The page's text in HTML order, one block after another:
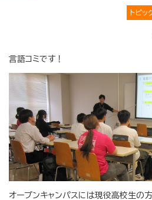
トピッ
言語コミです！
オープンキャンパスには現役高校生の方